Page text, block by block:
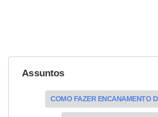
Assuntos
COMO FAZER ENCANAMENTO